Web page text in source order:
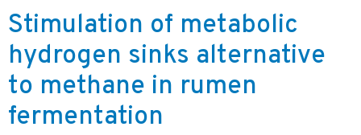
Stimulation of metabolic
hydrogen sinks alternative
to methane in rumen
fermentation